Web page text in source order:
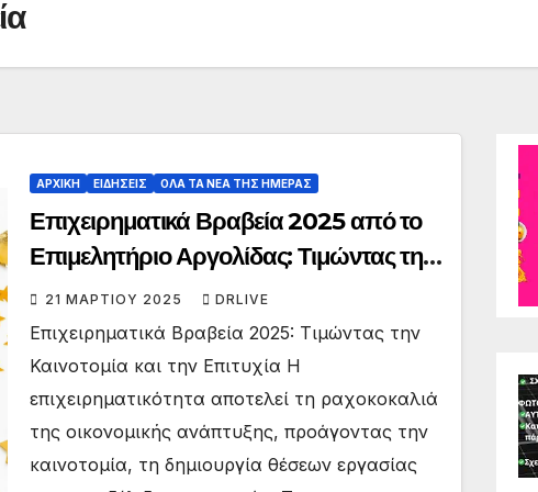
ΑΡΧΙΚΗ ΕΙΔΗΣΕΙΣ ΟΛΑ ΤΑ ΝΕΑ ΤΗΣ ΗΜΕΡΑΣ
Επιχειρηματικά Βραβεία 2025 από το
Επιμελητήριο Αργολίδας: Τιμώντας την
Καινοτομία και την Επιτυχία
21 ΜΑΡΤΊΟΥ 2025 DRLIVE
Επιχειρηματικά Βραβεία 2025: Τιμώντας την
Καινοτομία και την Επιτυχία Η
επιχειρηματικότητα αποτελεί τη ραχοκοκαλιά
της οικονομικής ανάπτυξης, προάγοντας την
καινοτομία, τη δημιουργία θέσεων εργασίας